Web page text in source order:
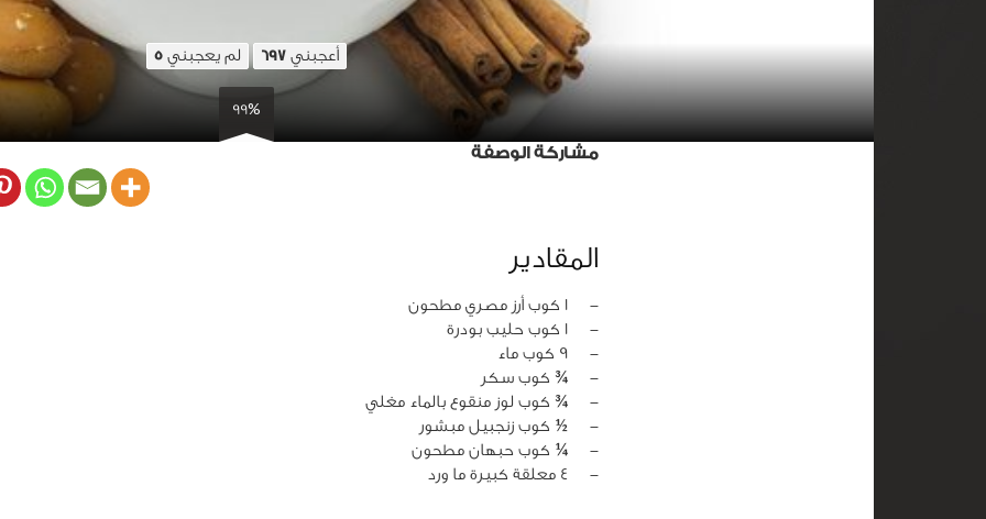
أعجبني 697 لم يعجبني 5
99%
مشاركة الوصفة
المقادير
‏-
1 كوب أرز مصري مطحون
‏-
1 كوب حليب بودرة
‏-
9 كوب ماء
‏-
¾ كوب سكر
‏-
¾ كوب لوز منقوع بالماء مغلي
‏-
½ كوب زنجبيل مبشور
‏-
¼ كوب حبهان مطحون
‏-
4 معلقة كبيرة ما ورد